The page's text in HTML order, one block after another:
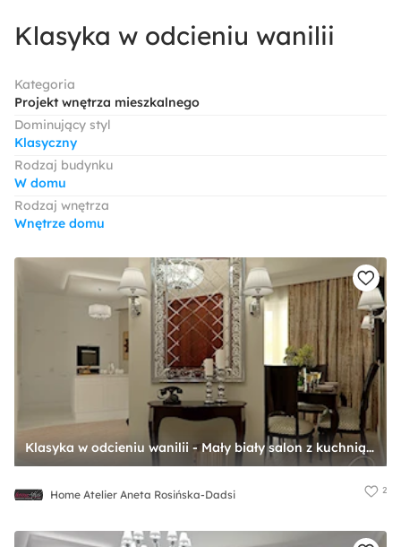
Klasyka w odcieniu wanilii
Kategoria
Projekt wnętrza mieszkalnego
Dominujący styl
Klasyczny
Rodzaj budynku
W domu
Rodzaj wnętrza
Wnętrze domu
Klasyka w odcieniu wanilii - Mały biały salon z kuchnią z jadalnią, styl tradycyjny - zdjęcie od Home Atelier Aneta Rosińska-Dadsi
Home Atelier Aneta Rosińska-Dadsi 2